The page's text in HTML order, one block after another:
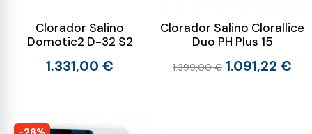
Clorador Salino
Domotic2 D-32 S2
1.331,00 €
Clorador Salino Clorallice
Duo PH Plus 15
1.399,00 € 1.091,22 €